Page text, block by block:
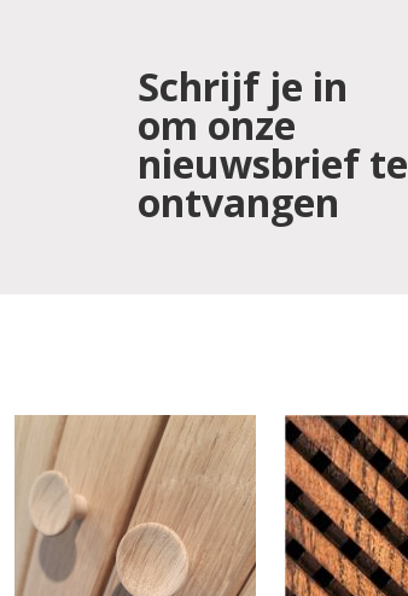
Schrijf je in
om onze
nieuwsbrief te
ontvangen